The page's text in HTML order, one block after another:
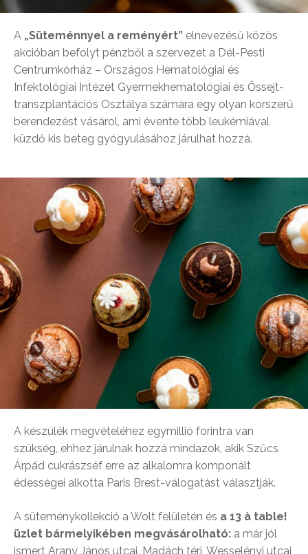
A „Süteménnyel a reményért” elnevezésű közös
akcióban befolyt pénzből a szervezet a Dél-Pesti
Centrumkórház – Országos Hematológiai és
Infektológiai Intézet Gyermekhematológiai és Őssejt-
transzplantációs Osztálya számára egy olyan korszerű
berendezést vásárol, ami évente több leukémiával
küzdő kis beteg gyógyulásához járulhat hozzá.
A készülék megvételéhez egymillió forintra van
szükség, ehhez járulnak hozzá mindazok, akik Szűcs
Árpád cukrászséf erre az alkalomra komponált
édességei alkotta Paris Brest-válogatást választják.
A süteménykollekció a Wolt felületén és a 13 à table!
üzlet bármelyikében megvásárolható: a már jól
ismert Arany János utcai, Madách téri, Wesselényi utcai,